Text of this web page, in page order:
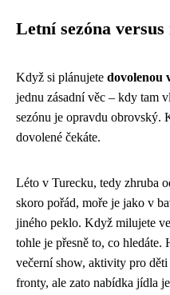
Letní sezóna
Když si plánujete dovolenou
jednu zásadní věc – kdy tam
sezónu je opravdu obrovský.
dovolené čekáte.
Léto v Turecku, tedy zhruba
skoro pořád, moře je jako v
jiného peklo. Když milujete
tohle je přesně to, co
večerní show, aktivity pro
fronty, ale zato nabídka jídla